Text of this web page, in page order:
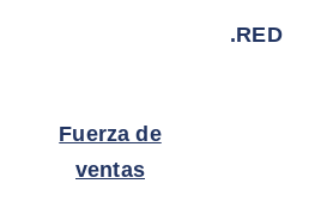
.RED
Fuerza de
ventas